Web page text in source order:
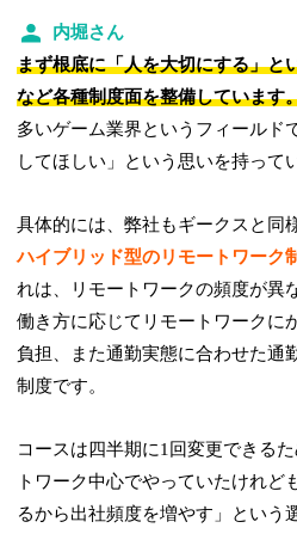
内堀さん
まず根底に「人を大切にする」と
など各種制度面を整備しています
多いゲーム業界というフィールド
してほしい」という思いを持って
具体的には、弊社もギークスと同
ハイブリッド型のリモートワーク
れは、リモートワークの頻度が異
働き方に応じてリモートワークに
負担、また通勤実態に合わせた通
制度です。
コースは四半期に1回変更できる
トワーク中心でやっていたけれど
るから出社頻度を増やす」という